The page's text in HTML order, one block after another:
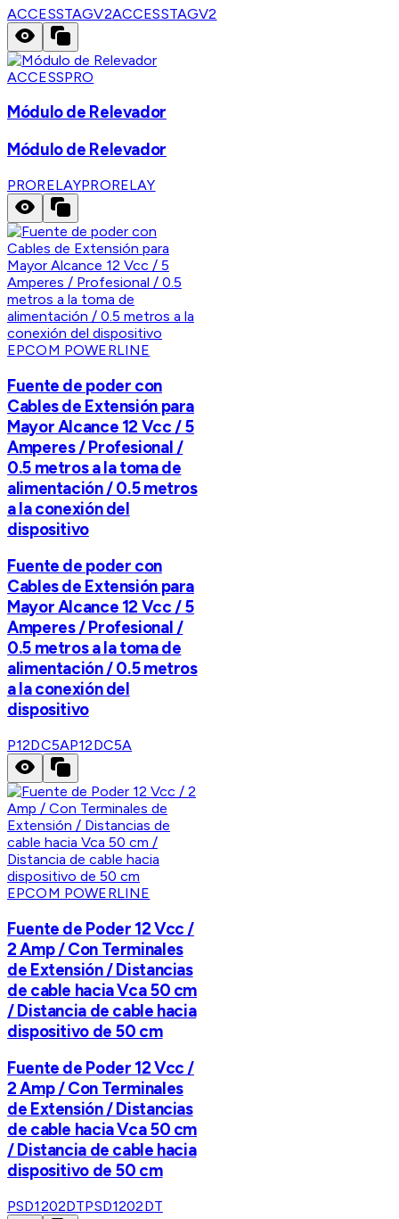
ACCESSTAGV2ACCESSTAGV2
ACCESSPRO
Módulo de Relevador
Módulo de Relevador
PRORELAYPRORELAY
EPCOM POWERLINE
Fuente de poder con
Cables de Extensión para
Mayor Alcance 12 Vcc / 5
Amperes / Profesional /
0.5 metros a la toma de
alimentación / 0.5 metros
a la conexión del
dispositivo
Fuente de poder con
Cables de Extensión para
Mayor Alcance 12 Vcc / 5
Amperes / Profesional /
0.5 metros a la toma de
alimentación / 0.5 metros
a la conexión del
dispositivo
P12DC5AP12DC5A
EPCOM POWERLINE
Fuente de Poder 12 Vcc /
2 Amp / Con Terminales
de Extensión / Distancias
de cable hacia Vca 50 cm
/ Distancia de cable hacia
dispositivo de 50 cm
Fuente de Poder 12 Vcc /
2 Amp / Con Terminales
de Extensión / Distancias
de cable hacia Vca 50 cm
/ Distancia de cable hacia
dispositivo de 50 cm
PSD1202DTPSD1202DT